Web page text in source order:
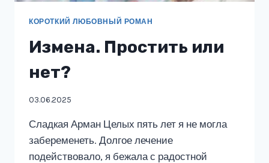
КОРОТКИЙ ЛЮБОВНЫЙ РОМАН
Измена. Простить или
нет?
03.06.2025
Сладкая Арман Целых пять лет я не могла
забеременеть. Долгое лечение
подействовало, я бежала с радостной